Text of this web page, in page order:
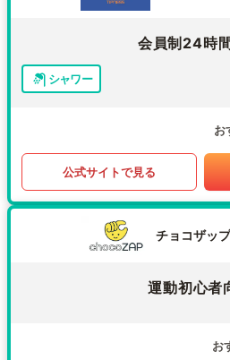
会員制24時
シャワー
お
公式サイトで見る
チョコザップ
運動初心者
お